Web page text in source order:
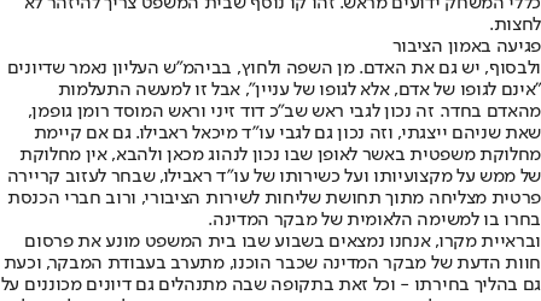
לחצות.
פגיעה באמון הציבור
ולבסוף, יש גם את האדם. מן השפה ולחוץ, בביהמ"ש העליון נאמר שדיונים
"אינם לגופו של אדם, אלא לגופו של עניין", אבל זו למעשה התעלמות
מהאדם בחדר. זה נכון לגבי ראש שב"כ דוד זיני וראש המוסד רומן גופמן,
שאת שניהם ייצגתי, וזה נכון גם לגבי עו"ד מיכאל ראבילו. גם אם קיימת
מחלוקת משפטית באשר לאופן שבו נכון לנהוג מכאן ולהבא, אין מחלוקת
של ממש על מקצועיותו ועל כשירותו של עו"ד ראבילו, שבחר לעזוב קריירה
פרטית מצליחה מתוך תחושת שליחות לשירות הציבורי, ורוב חברי הכנסת
בחרו בו למשימה הלאומית של מבקר המדינה.
ובראיית מקרו, אנחנו נמצאים בשבוע שבו בית המשפט מונע את פרסום
חוות הדעת של מבקר המדינה שכבר הוכנו, מתערב בעבודת המבקר, וכעת
גם בהליך בחירתו - וכל זאת בתקופה שבה מתנהלים גם דיונים מכוננים על